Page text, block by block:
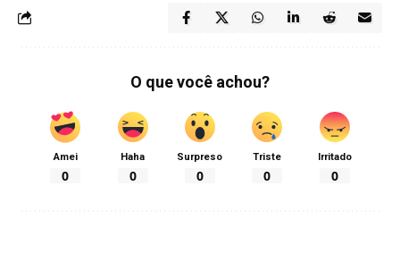
O que você achou?
Amei
0
Haha
0
Surpreso
0
Triste
0
Irritado
0